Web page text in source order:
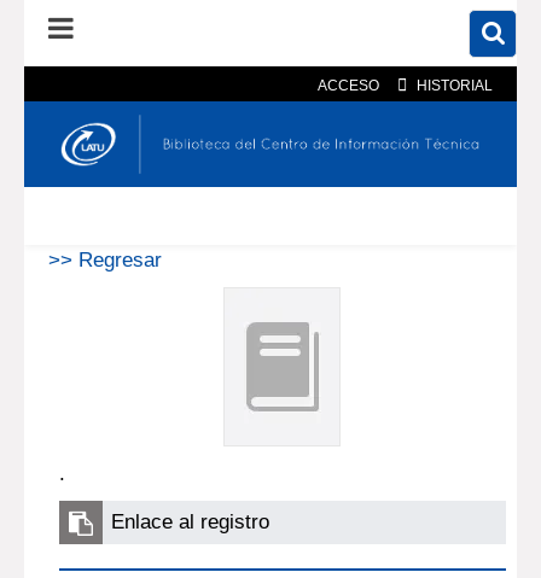
ACCESO HISTORIAL
En el catálogo En el sitio
>> Regresar
.
Enlace al registro